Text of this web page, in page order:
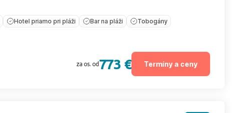
Hotel priamo pri pláži Bar na pláži Tobogány
za os. od 773 € Termíny a ceny